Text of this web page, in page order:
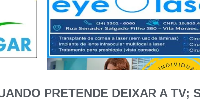
PRETENDE DEIXAR A TV;